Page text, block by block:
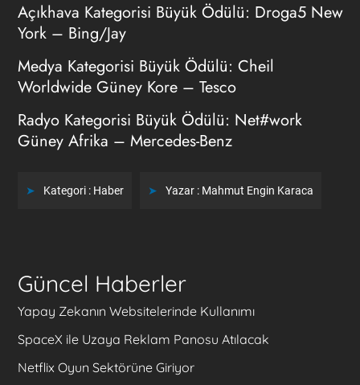
Açıkhava Kategorisi Büyük Ödülü: Droga5 New
York – Bing/Jay
Medya Kategorisi Büyük Ödülü: Cheil
Worldwide Güney Kore – Tesco
Radyo Kategorisi Büyük Ödülü: Net#work
Güney Afrika – Mercedes-Benz
Kategori : Haber Yazar : Mahmut Engin Karaca
Güncel Haberler
Yapay Zekanın Websitelerinde Kullanımı
SpaceX ile Uzaya Reklam Panosu Atılacak
Netflix Oyun Sektörüne Giriyor